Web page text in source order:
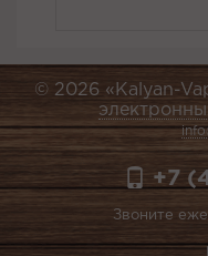
© 2026 «Kalyan-
+7
Звоните